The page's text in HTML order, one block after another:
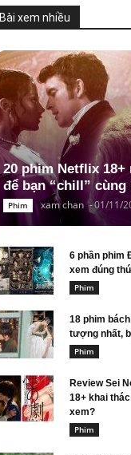
Bài xem nhiều
20 phim Netflix 18+
để bạn “chill”
Phim xam chan -01/11/
6 phần phim
xem đúng
Phim
18 phim
tượng nhất,
Phim
Review Sei
18+ khai
xem?
Phim